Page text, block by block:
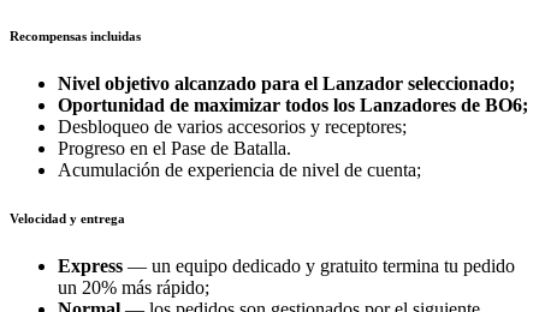
Recompensas incluidas
Nivel objetivo alcanzado para el Lanzador seleccionado;
Oportunidad de maximizar todos los Lanzadores de BO6;
Desbloqueo de varios accesorios y receptores;
Progreso en el Pase de Batalla.
Acumulación de experiencia de nivel de cuenta;
Velocidad y entrega
Express — un equipo dedicado y gratuito termina tu pedido
un 20% más rápido;